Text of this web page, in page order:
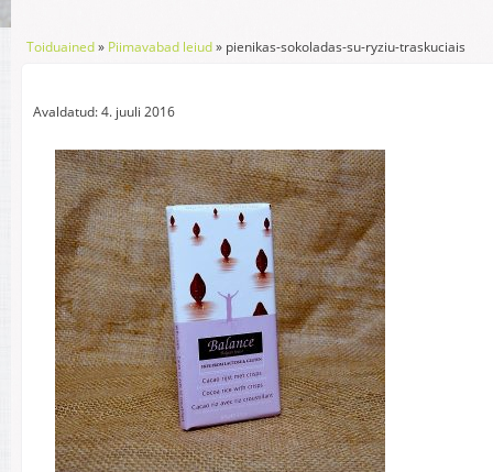
Toiduained» Piimavabad leiud» pienikas-sokoladas-su-ryziu-traskuciais
Avaldatud: 4. juuli 2016